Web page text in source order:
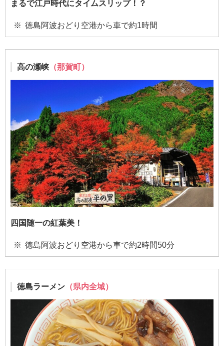
まるで江戸時代にタイムスリップ！？
徳島阿波おどり空港から車で約1時間
高の瀬峡 （那賀町）
四国随一の紅葉美！
徳島阿波おどり空港から車で約2時間50分
徳島ラーメン （県内全域）